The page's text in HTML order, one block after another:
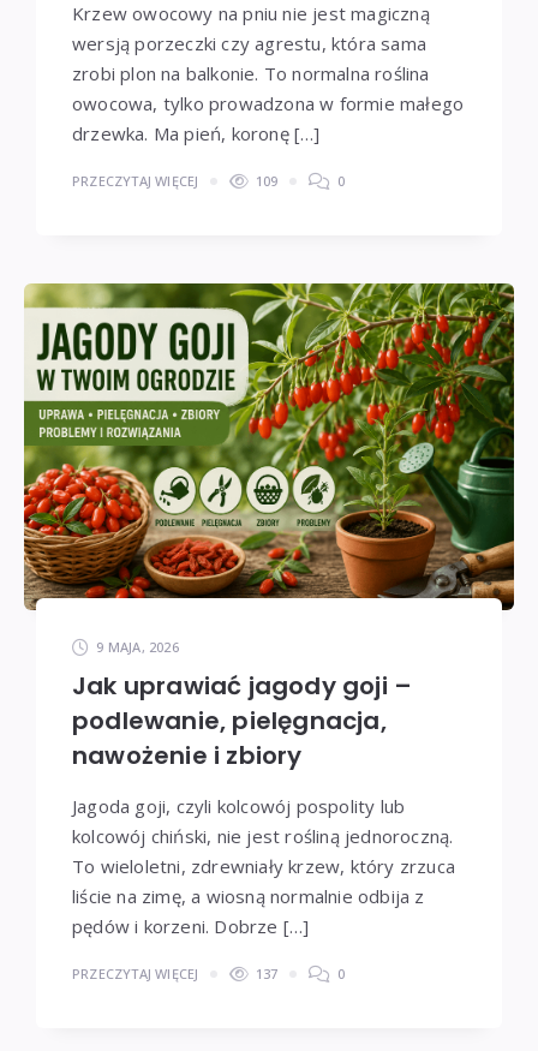
Krzew owocowy na pniu nie jest magiczną
wersją porzeczki czy agrestu, która sama
zrobi plon na balkonie. To normalna roślina
owocowa, tylko prowadzona w formie małego
drzewka. Ma pień, koronę […]
PRZECZYTAJ WIĘCEJ 109 0
9 MAJA, 2026
Jak uprawiać jagody goji –
podlewanie, pielęgnacja,
nawożenie i zbiory
Jagoda goji, czyli kolcowój pospolity lub
kolcowój chiński, nie jest rośliną jednoroczną.
To wieloletni, zdrewniały krzew, który zrzuca
liście na zimę, a wiosną normalnie odbija z
pędów i korzeni. Dobrze […]
PRZECZYTAJ WIĘCEJ 137 0